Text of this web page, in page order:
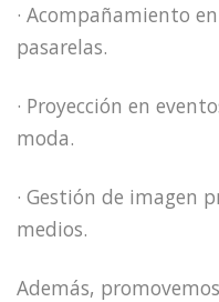
· Acompañamiento
pasarelas.
· Proyección en
moda.
· Gestión de imagen
medios.
Además,